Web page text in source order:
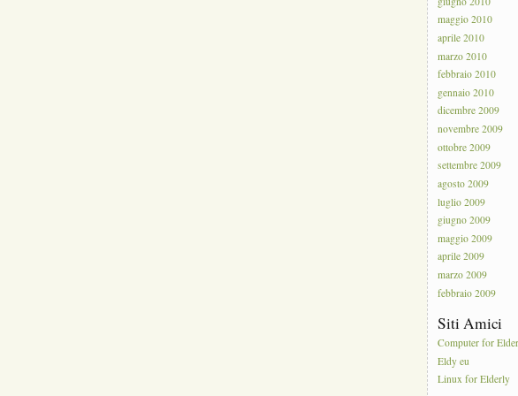
maggio 2010
aprile 2010
marzo 2010
febbraio 2010
gennaio 2010
dicembre 2009
novembre 2009
ottobre 2009
settembre 2009
agosto 2009
luglio 2009
giugno 2009
maggio 2009
aprile 2009
marzo 2009
febbraio 2009
Siti Amici
Computer for
Eldy eu
Linux for Elderly